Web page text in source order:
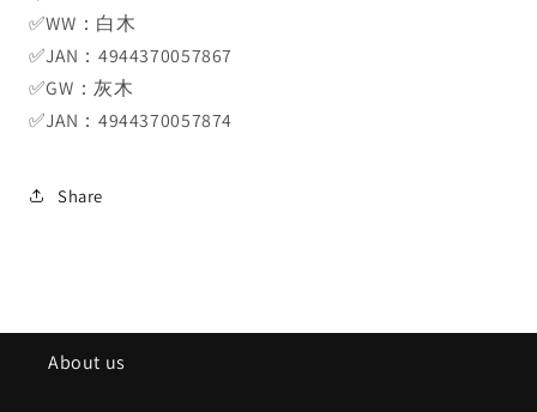
✅WW：白木
✅JAN：4944370057867
✅GW：灰木
✅JAN：4944370057874
Share
About us